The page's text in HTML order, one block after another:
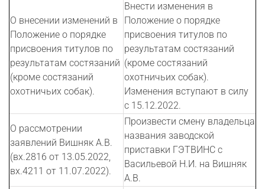
О внесении изменений в
Положение о порядке
присвоения титулов по
результатам состязаний
(кроме состязаний
охотничьих собак).
Внести изменения в
Положение о порядке
присвоения титулов по
результатам состязаний
(кроме состязаний
охотничьих собак).
Изменения вступают в силу
c 15.12.2022.
О рассмотрении
заявлений Вишняк А.В.
(вх.2816 от 13.05.2022,
вх.4211 от 11.07.2022).
Произвести смену владельца
названия заводской
приставки ГЭТВИНС с
Васильевой Н.И. на Вишняк
А.В.